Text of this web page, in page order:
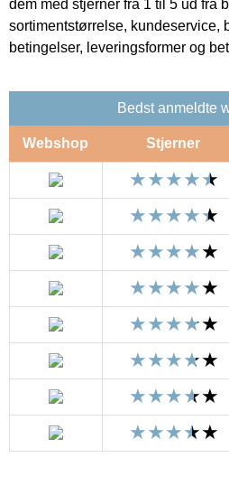
dem med stjerner fra 1 til 5 ud fra
sortimentstørrelse, kundeservice,
betingelser, leveringsformer og
Bedst anmeldte
Webshop Stjerner